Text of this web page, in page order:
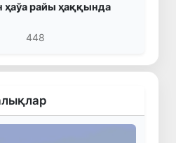
ҳаўа райы ҳаққында
448